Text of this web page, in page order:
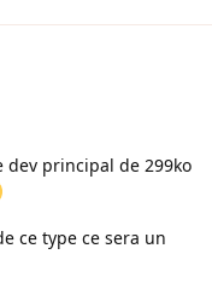
dev principal de 299ko
ce type ce sera un